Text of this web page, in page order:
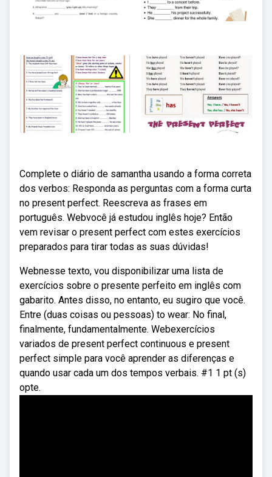
Complete o diário de samantha usando a forma correta
dos verbos: Responda as perguntas com a forma curta
no present perfect. Reescreva as frases em
português. Webvocê já estudou inglês hoje? Então
vem revisar o present perfect com estes exercícios
preparados para tirar todas as suas dúvidas!
Webnesse texto, vou disponibilizar uma lista de
exercícios sobre o presente perfeito em inglês com
gabarito. Antes disso, no entanto, eu sugiro que você.
Entre (duas coisas ou pessoas) to wear: No final,
finalmente, fundamentalmente. Webexercícios
variados de present perfect continuous e present
perfect simple para você aprender as diferenças e
quando usar cada um dos tempos verbais. #1 1 pt (s)
opte.